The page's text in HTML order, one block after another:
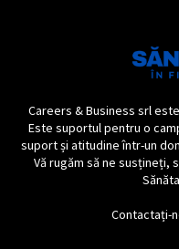
Careers & Business srl
Este suportul pentru o
suport și atitudine într-un
Vă rugăm să ne susțineți,
Contactați-